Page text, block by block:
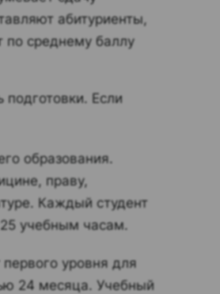
абитуриенты,
по среднему баллу
Если
образования.
праву,
Каждый студент
учебным часам.
уровня для
24 месяца. Учебный